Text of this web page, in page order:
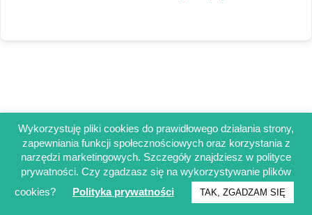
Regulamin sklepu
Polityka prywatności
Obowiązek informacyjny RODO
© Francuskinotesik.pl 2025
Wykorzystuję pliki cookies do prawidłowego działania strony,
zapewniania funkcji społecznościowych oraz korzystania z
narzędzi marketingowych. Szczegóły znajdziesz w polityce
prywatności. Czy zgadzasz się na wykorzystywanie plików
cookies?
Polityka prywatności TAK, ZGADZAM SIĘ